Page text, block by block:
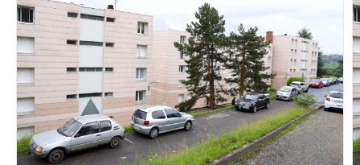
Vous recherchez&nbsp;:
Rechercher